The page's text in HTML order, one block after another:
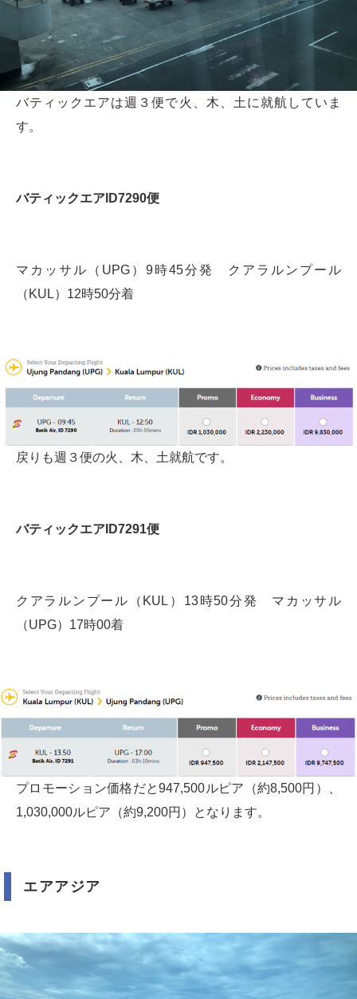
バティックエアは週３便で火、木、土に就航していま
す。
バティックエアID7290便
マカッサル（UPG）9時45分発 クアラルンプール
（KUL）12時50分着
戻りも週３便の火、木、土就航です。
バティックエアID7291便
クアラルンプール（KUL）13時50分発 マカッサル
（UPG）17時00着
プロモーション価格だと947,500ルピア（約8,500円）、
1,030,000ルピア（約9,200円）となります。
エアアジア